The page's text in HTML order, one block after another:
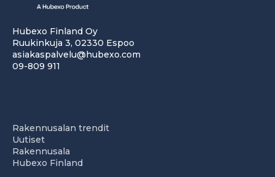
Hubexo Finland Oy
Ruukinkuja 3, 02330 Espoo
asiakaspalvelu@hubexo.com
09-809 911
Rakennusalan trendit
Uutiset
Rakennusala
Hubexo Finland